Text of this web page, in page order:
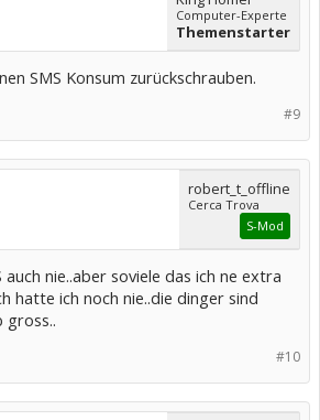
Computer-Experte
Themenstarter
SMS Konsum zurückschrauben.
#9
robert_t_offline
Cerca Trova
S-Mod
auch nie..aber soviele das ich ne extra
hatte ich noch nie..die dinger sind
gross..
#10